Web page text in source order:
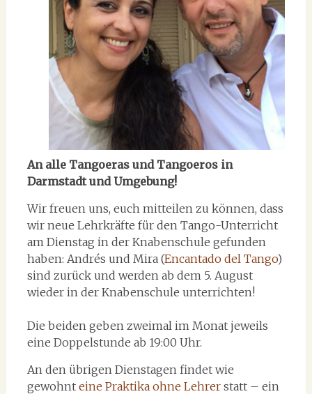
An alle Tangoeras und Tangoeros in
Darmstadtund Umgebung!
Wir freuen uns, euch mitteilen zu können, dass
wir neue Lehrkräfte für den Tango-Unterricht
am Dienstag in der Knabenschule gefunden
haben: Andrés und Mira (Encantado del Tango)
sind zurück und werden ab dem 5. August
wieder in der Knabenschule unterrichten!
Die beiden geben zweimal im Monat jeweils
eine Doppelstunde ab 19:00 Uhr.
An den übrigen Dienstagen findet wie
gewohnteine Praktika ohne Lehrerstatt – ein